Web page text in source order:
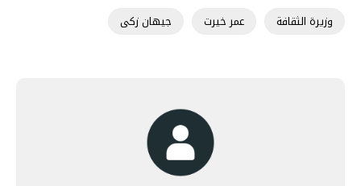
وزيرة الثقافة عمر خيرت جيهان زكى